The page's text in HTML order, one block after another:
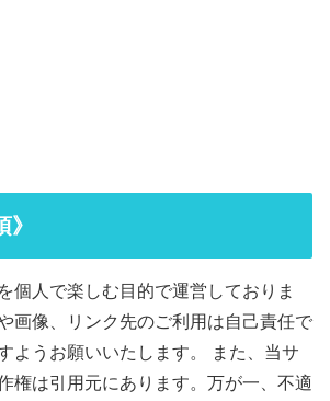
》
個人で楽しむ目的で運営しておりま
画像、リンク先のご利用は自己責任で
ようお願いいたします。 また、当サ
権は引用元にあります。万が一、不適